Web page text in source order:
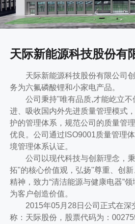
天际新能源科技股份有
天际新能源科技股份有限公司
务为六氟磷酸锂和小家电产品。
公司秉持"唯有品质,才能屹立不
进、吸收国内外先进质量管理模式
护的管理体系，规范公司的质量管
优良。公司通过ISO9001质量管理
境管理体系认证。
公司以现代科技与创新理念，
拓"的核心价值观，弘扬"尊重、创
精神，致力“清洁能源与健康电器”
为客户创造价值。
2015年05月28日公司正式在深
称：天际股份，股票代码为：